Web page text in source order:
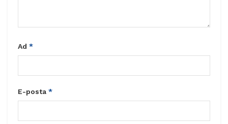
Ad *
E-posta *